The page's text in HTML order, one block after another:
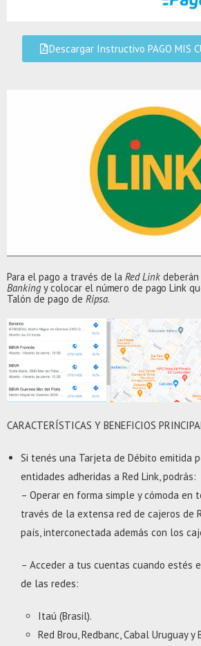
Descargar Instructivo PAGO MIS
Para el pago a través de la Red Link deberán
Banking y colocar el número de pago Link
Talón de pago de Ripsa.
CARACTERÍSTICAS Y BENEFICIOS
Si tenés una Tarjeta de Débito emitida
entidades adheridas a Red Link, podrás:
– Operar en forma simple y cómoda en
través de la extensa red de cajeros de
país, interconectada además con los
– Acceder a tus cuentas cuando estés
de las redes:
Itaú (Brasil).
Red Brou, Redbanc, Cabal Uruguay